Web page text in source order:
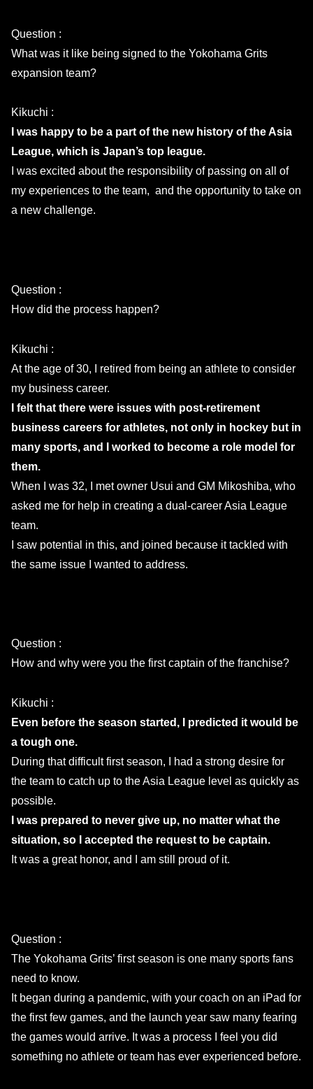
Question :
What was it like being signed to the Yokohama Grits
expansion team?
Kikuchi :
I was happy to be a part of the new history of the Asia
League, which is Japan’s top league.
I was excited about the responsibility of passing on all of
my experiences to the team, and the opportunity to take on
a new challenge.
Question :
How did the process happen?
Kikuchi :
At the age of 30, I retired from being an athlete to consider
my business career.
I felt that there were issues with post-retirement
business careers for athletes, not only in hockey but in
many sports, and I worked to become a role model for
them.
When I was 32, I met owner Usui and GM Mikoshiba, who
asked me for help in creating a dual-career Asia League
team.
I saw potential in this, and joined because it tackled with
the same issue I wanted to address.
Question :
How and why were you the first captain of the franchise?
Kikuchi :
Even before the season started, I predicted it would be
a tough one.
During that difficult first season, I had a strong desire for
the team to catch up to the Asia League level as quickly as
possible.
I was prepared to never give up, no matter what the
situation, so I accepted the request to be captain.
It was a great honor, and I am still proud of it.
Question :
The Yokohama Grits’ first season is one many sports fans
need to know.
It began during a pandemic, with your coach on an iPad for
the first few games, and the launch year saw many fearing
the games would arrive. It was a process I feel you did
something no athlete or team has ever experienced before.